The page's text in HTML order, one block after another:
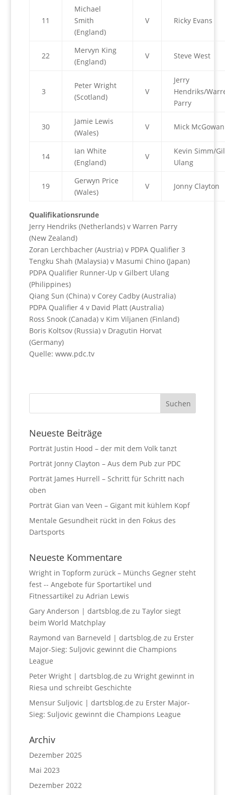
11
Michael
Smith
(England)
V Ricky Evans
22
Mervyn King
(England)
V Steve West
3
Peter Wright
(Scotland)
V
Jerry
Hendriks/
Parry
30
Jamie Lewis
(Wales)
V Mick McGowan
14
Ian White
(England)
V
Kevin Simm/
Ulang
19
Gerwyn Price
(Wales)
V Jonny Clayton
Qualifikationsrunde
Jerry Hendriks (Netherlands) v Warren Parry
(New Zealand)
Zoran Lerchbacher (Austria) v PDPA Qualifier 3
Tengku Shah (Malaysia) v Masumi Chino (Japan)
PDPA Qualifier Runner-Up v Gilbert Ulang
(Philippines)
Qiang Sun (China) v Corey Cadby (Australia)
PDPA Qualifier 4 v David Platt (Australia)
Ross Snook (Canada) v Kim Viljanen (Finland)
Boris Koltsov (Russia) v Dragutin Horvat
(Germany)
Quelle: www.pdc.tv
Neueste Beiträge
Porträt Justin Hood – der mit dem Volk tanzt
Porträt Jonny Clayton – Aus dem Pub zur PDC
Porträt James Hurrell – Schritt für Schritt nach
oben
Porträt Gian van Veen – Gigant mit kühlem Kopf
Mentale Gesundheit rückt in den Fokus des
Dartsports
Neueste Kommentare
Wright in Topform zurück – Münchs Gegner steht
fest -- Angebote für Sportartikel und
Fitnessartikel zu Adrian Lewis
Gary Anderson | dartsblog.de zu Taylor siegt
beim World Matchplay
Raymond van Barneveld | dartsblog.de zu Erster
Major-Sieg: Suljovic gewinnt die Champions
League
Peter Wright | dartsblog.de zu Wright gewinnt in
Riesa und schreibt Geschichte
Mensur Suljovic | dartsblog.de zu Erster Major-
Sieg: Suljovic gewinnt die Champions League
Archiv
Dezember 2025
Mai 2023
Dezember 2022